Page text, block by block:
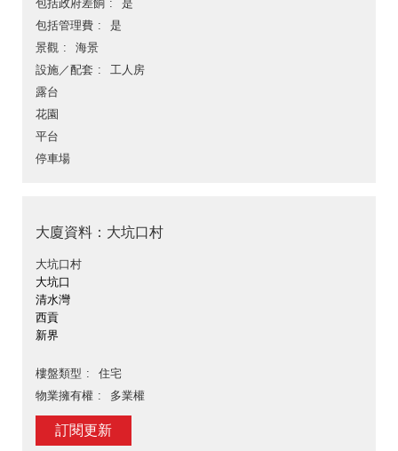
包括政府差餉
是
包括管理費
是
景觀
海景
設施／配套
工人房
露台
花園
平台
停車場
大廈資料：大坑口村
大坑口村
大坑口
清水灣
西貢
新界
樓盤類型
住宅
物業擁有權
多業權
訂閱更新